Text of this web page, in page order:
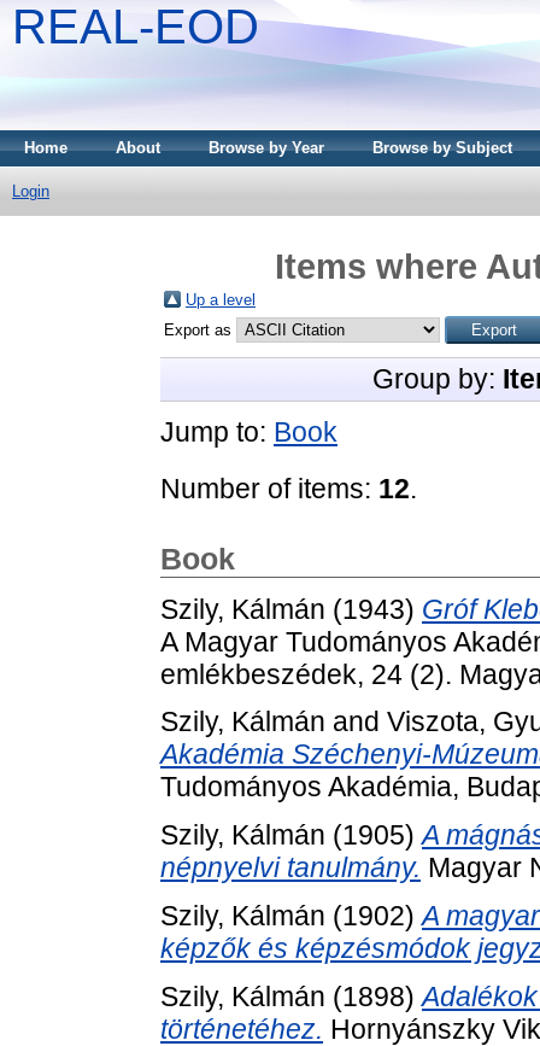
REAL-EOD
Home About Browse by Year Browse by Subject
Login
Items where
Up a level
Export as
Group by:
Jump to: Book
Number of items: 12.
Book
Szily, Kálmán (1943) Gróf
A Magyar Tudományos
emlékbeszédek, 24 (2).
Szily, Kálmán and Viszota,
Akadémia Széchenyi-
Tudományos Akadémia,
Szily, Kálmán (1905)A
népnyelvi tanulmány. Magyar
Szily, Kálmán (1902)A
képzők és képzésmódok
Szily, Kálmán (1898)
történetéhez. Hornyánszky